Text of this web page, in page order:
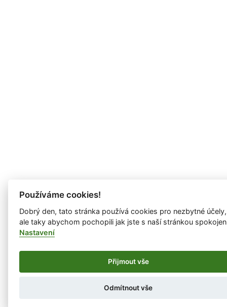
Používáme cookies!
Dobrý den, tato stránka používá cookies pro nezbytné účely,
ale taky abychom pochopili jak jste s naší stránkou
Nastavení
Přijmout vše
Odmítnout vše